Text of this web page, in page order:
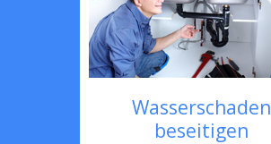
Wasserschaden
beseitigen